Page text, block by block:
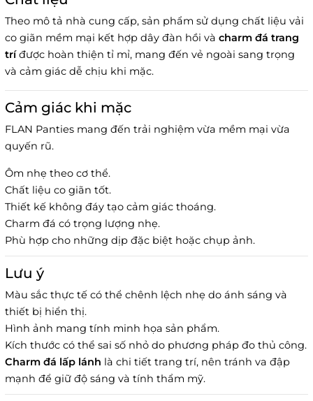
Theo mô tả nhà cung cấp, sản phẩm sử dụng chất liệu vải
co giãn mềm mại kết hợp dây đàn hồi và charm đá trang
tríđược hoàn thiện tỉ mỉ, mang đến vẻ ngoài sang trọng
và cảm giác dễ chịu khi mặc.
Cảm giác khi mặc
FLAN Panties mang đến trải nghiệm vừa mềm mại vừa
quyến rũ.
Ôm nhẹ theo cơ thể.
Chất liệu co giãn tốt.
Thiết kế không đáy tạo cảm giác thoáng.
Charm đá có trọng lượng nhẹ.
Phù hợp cho những dịp đặc biệt hoặc chụp ảnh.
Lưu ý
Màu sắc thực tế có thể chênh lệch nhẹ do ánh sáng và
thiết bị hiển thị.
Hình ảnh mang tính minh họa sản phẩm.
Kích thước có thể sai số nhỏ do phương pháp đo thủ công.
Charm đá lấp lánh là chi tiết trang trí, nên tránh va đập
mạnh để giữ độ sáng và tính thẩm mỹ.